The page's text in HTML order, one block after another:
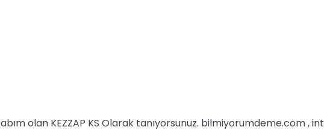
olan KEZZAP KS Olarak tanıyorsunuz. bilmiyorumdeme.com ,